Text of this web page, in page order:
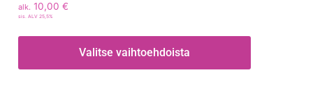
alk. 10,00 €
sis. ALV 25,5%
Valitse vaihtoehdoista